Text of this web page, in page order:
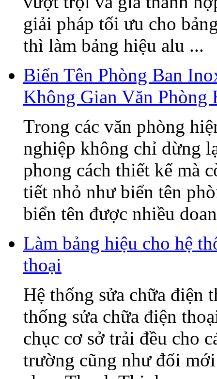
giải pháp tối ưu cho
thì làm bảng hiệu alu ...
Biển Tên Phòng Ban
Không Gian Văn Phòng
Trong các văn phòng
nghiệp không chỉ dừng
phong cách thiết kế mà
tiết nhỏ như biển tên
biển tên được nhiều
Làm bảng hiệu cho hệ
thoại
Hệ thống sửa chữa điện
thống sửa chữa điện
chục cơ sở trải đều cho
trường cũng như đổi